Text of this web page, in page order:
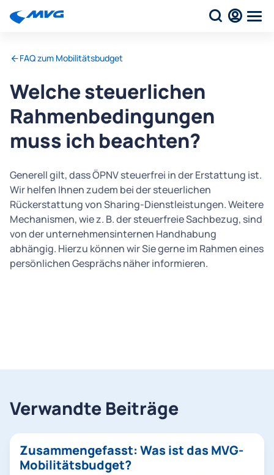
FAQ zum Mobilitätsbudget
Welche steuerlichen
Rahmenbedingungen
muss ich beachten?
Generell gilt, dass ÖPNV steuerfrei in der Erstattung ist.
Wir helfen Ihnen zudem bei der steuerlichen
Rückerstattung von Sharing-Dienstleistungen. Weitere
Mechanismen, wie z. B. der steuerfreie Sachbezug, sind
von der unternehmensinternen Handhabung
abhängig. Hierzu können wir Sie gerne im Rahmen eines
persönlichen Gesprächs näher informieren.
Verwandte Beiträge
Zusammengefasst: Was ist das MVG-
Mobilitätsbudget?